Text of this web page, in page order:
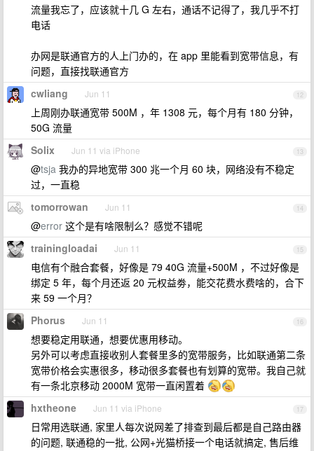
流量我忘了，应该就十几 G 左右，通话不记得了，我几乎不打
电话
办网是联通官方的人上门办的，在 app 里能看到宽带信息，有
问题，直接找联通官方
12
cwliang Jun 11
上周刚办联通宽带 500M ，年 1308 元，每个月有 180 分钟，
50G 流量
13
Solix Jun 11 via iPhone
@tsja 我办的异地宽带 300 兆一个月 60 块，网络没有不稳定
过，一直稳
14
tomorrowan Jun 11
@error 这个是有啥限制么？感觉不错呢
15
trainingloadai Jun 11
电信有个融合套餐，好像是 79 40G 流量+500M ，不过好像是
绑定 5 年，每个月还返 20 元权益劵，能交花费水费啥的，合下
来 59 一个月？
16
Phorus Jun 11
想要稳定用联通，想要优惠用移动。
另外可以考虑直接收别人套餐里多的宽带服务，比如联通第二条
宽带价格会实惠很多，移动很多套餐也有划算的宽带。我自己就
有一条北京移动 2000M 宽带一直闲置着
17
hxtheone Jun 11 via iPhone
日常用选联通, 家里人每次说网差了排查到最后都是自己路由器
的问题, 联通稳的一批, 公网+光猫桥接一个电话就搞定, 售后维